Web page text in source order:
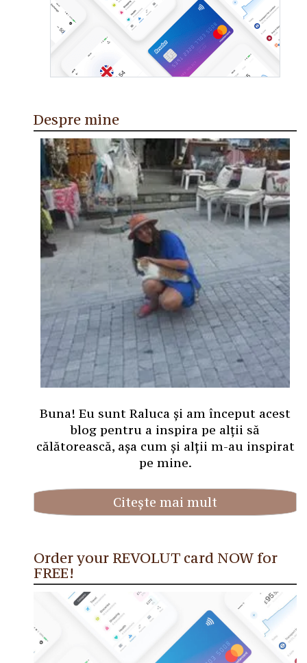
Despre mine
Buna! Eu sunt Raluca și am început acest
blog pentru a inspira pe alții să
călătorească, așa cum și alții m-au inspirat
pe mine.
Citește mai mult
Order your REVOLUT card NOW for
FREE!